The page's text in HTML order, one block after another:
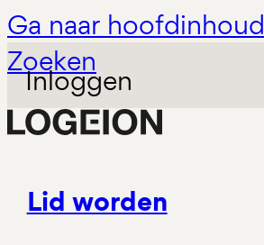
Ga naar hoofdinhoud
Zoeken
Inloggen
Lid worden